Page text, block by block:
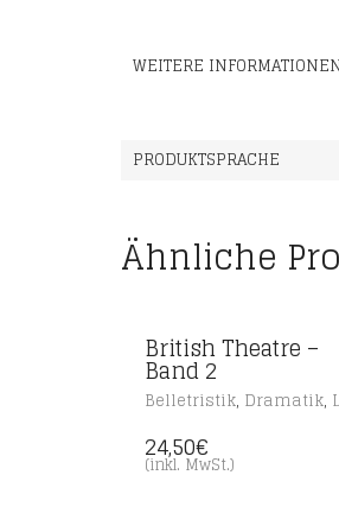
WEITERE
PRODUKTSPRACHE
Ähnliche
British Theatre –
Band 2
Belletristik, Dramatik,
24,50€
(inkl. MwSt.)